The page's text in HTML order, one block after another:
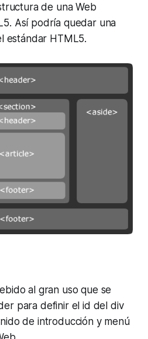
de una Web
Así podría quedar una
estándar HTML5.
al gran uso que se
para definir elid del div
de introducción y menú